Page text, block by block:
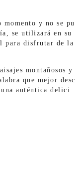
y no se pu
se utilizará en su
para disfrutar de la
montañosos y
que mejor desc
auténtica delici